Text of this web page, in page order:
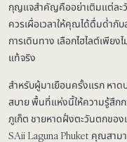
กุญแจสำคัญคืออย่าเติมแต่ละ
ควรเผื่อเวลาให้คุณได้ดื่มด่ำกั
การเดินทาง เลือกไฮไลต์เพีย
แท้จริง
สำหรับผู้มาเยือนครั้งแรก หาด
สบาย พื้นที่แห่งนี้ให้ความรู้สึก
ภูเก็ต ชายหาดฝั่งตะวันตกของ
SAii Laguna Phuket คุณสาม